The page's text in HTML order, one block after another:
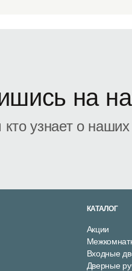
на
узнает о
КАТАЛОГ
Акции
Входные
Дверные